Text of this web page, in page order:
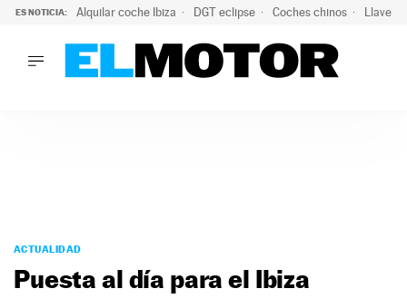
ES NOTICIA: Alquilar coche Ibiza DGT eclipse Coches chinos Llaves
PODCAST
MOTOS
ACTUALIDAD
Puesta al día para el Ibiza